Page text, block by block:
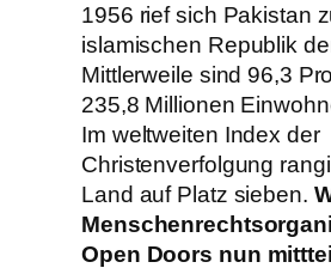
1956 rief sich Pakistan
islamischen Republik
Mittlerweile sind 96,3
235,8 Millionen
Im weltweiten Index der
Christenverfolgung
Land auf Platz sieben.
Open Doors nun